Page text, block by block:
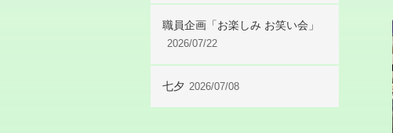
職員企画「お楽しみ お笑い会」
2026/07/22
七夕 2026/07/08